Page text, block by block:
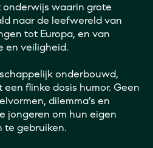
waarin grote
naar de leefwereld van
tot Europa, en van
en veiligheid.
onderbouwd,
flinke dosis humor. Geen
dilemma’s en
jongeren om hun eigen
te gebruiken.